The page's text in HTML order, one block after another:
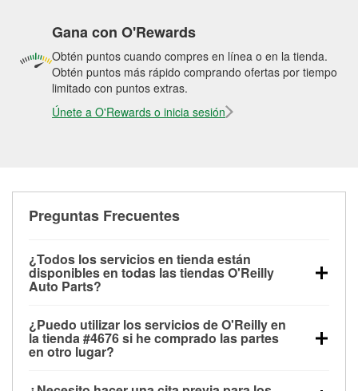
Gana con O'Rewards
Obtén puntos cuando compres en línea o en la tienda.
Obtén puntos más rápido comprando ofertas por tiempo
limitado con puntos extras.
Únete a O'Rewards o inicia sesión
Preguntas Frecuentes
¿Todos los servicios en tienda están
disponibles en todas las tiendas O'Reilly
Auto Parts?
las pruebas de batería, pruebas de alternador y
motor de arranque, revisión de la luz “Check Engine”
con O'Reilly VeriScan® e instalación de
limpiaparabrisas o bombillas, están disponibles en
¿Puedo utilizar los servicios de O'Reilly en
la tienda #4676 si he comprado las partes
en otro lugar?